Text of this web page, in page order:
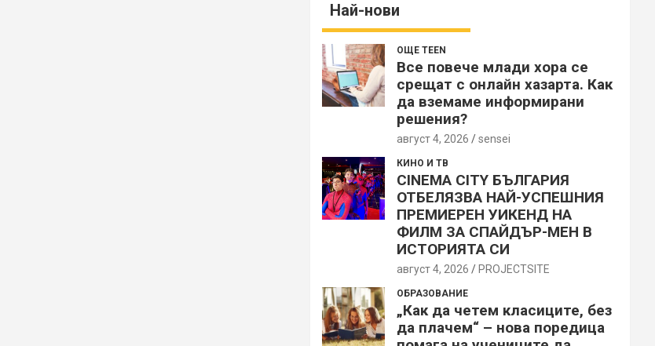
Най-нови
ОЩЕ TEEN
Все повече млади хора се
срещат с онлайн хазарта. Как
да вземаме информирани
решения?
август 4, 2026 sensei
КИНО И ТВ
CINEMA CITY БЪЛГАРИЯ
ОТБЕЛЯЗВА НАЙ-УСПЕШНИЯ
ПРЕМИЕРЕН УИКЕНД НА
ФИЛМ ЗА СПАЙДЪР-МЕН В
ИСТОРИЯТА СИ
август 4, 2026 PROJECTSITЕ
ОБРАЗОВАНИЕ
„Как да четем класиците, без
да плачем“ – нова поредица